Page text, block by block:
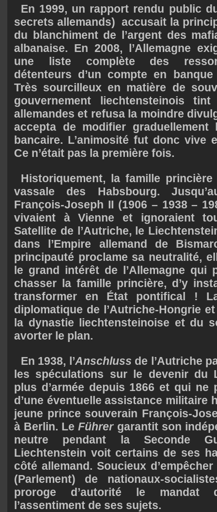
En 1999, un rapport rendu public
secrets allemands) accusait la
du blanchiment de l’argent des
albanaise. En 2008, l’Allemagne
une liste complète des
détenteurs d’un compte en
Très sourcilleux en matière de
gouvernement liechtensteinois
allemandes et refusa la moindre
accepta de modifier
bancaire. L’animosité fut donc vive
Ce n’était pas la première fois.
Historiquement, la famille
vassale des Habsbourg.
François-Joseph II (1906 – 1938 –
vivaient à Vienne et ignoraient
Satellite de l’Autriche, le
dans l’Empire allemand de
principauté proclame sa neutralité,
le grand intérêt de l’Allemagne qui
chasser la famille princière, d’y
transformer en État pontifical !
diplomatique de l’Autriche-Hongrie
la dynastie liechtensteinoise et du
avorter le plan.
En 1938, l’Anschluss de l’Autriche
les spéculations sur le devenir du
plus d’armée depuis 1866 et qui ne
d’une éventuelle assistance militaire
jeune prince souverain François-
à Berlin. LeFührergarantit son
neutre pendant la Seconde
Liechtenstein voit certains de ses
côté allemand. Soucieux
(Parlement) de nationaux-
proroge d’autorité le mandat
l’assentiment de ses sujets.